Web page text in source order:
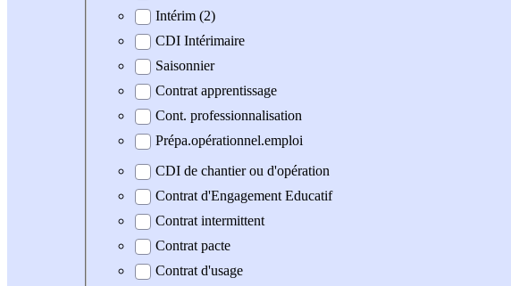
Intérim (2)
CDI Intérimaire
Saisonnier
Contrat apprentissage
Cont. professionnalisation
Prépa.opérationnel.emploi
CDI de chantier ou d'opération
Contrat d'Engagement Educatif
Contrat intermittent
Contrat pacte
Contrat d'usage